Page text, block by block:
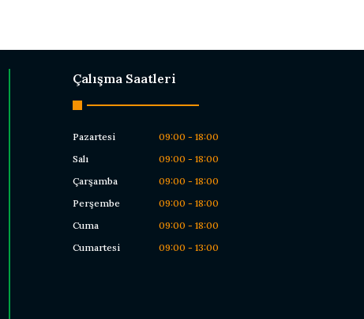
Çalışma Saatleri
Pazartesi
09:00 - 18:00
Salı
09:00 - 18:00
Çarşamba
09:00 - 18:00
Perşembe
09:00 - 18:00
Cuma
09:00 - 18:00
Cumartesi
09:00 - 13:00